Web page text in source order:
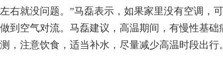
左右就没问题。”马磊表示，如果家里没有空调，
做到空气对流。马磊建议，高温期间，有慢性基
测，注意饮食，适当补水，尽量减少高温时段出